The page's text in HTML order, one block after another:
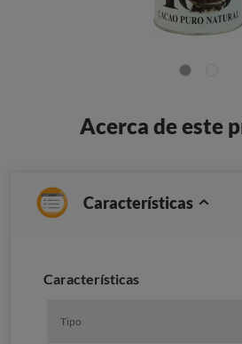
Acerca de este
Características
Características
Tipo